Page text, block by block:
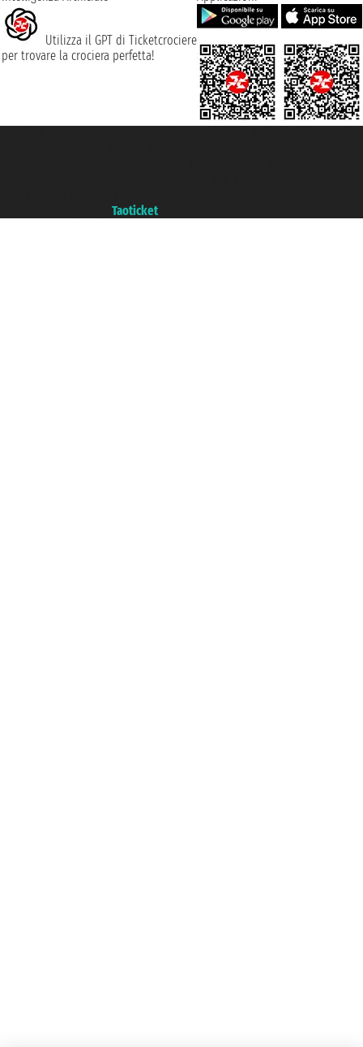
Utilizza il GPT di Ticketcrociere
per trovare la crociera perfetta!
Taoticket